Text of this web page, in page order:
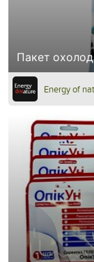
Пакет
Energy of